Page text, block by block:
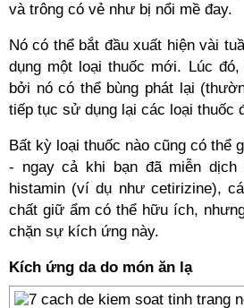
và trông có vẻ như bị nổi mề đay.
Nó có thể bắt đầu xuất hiện vài
dụng một loại thuốc mới. Lúc đó,
bởi nó có thể bùng phát lại
tiếp tục sử dụng lại các loại thuốc
Bất kỳ loại thuốc nào cũng có thể
- ngay cả khi bạn đã miễn dịch
histamin (ví dụ như cetirizine),
chất giữ ẩm có thể hữu ích,
chặn sự kích ứng này.
Kích ứng da do món ăn lạ